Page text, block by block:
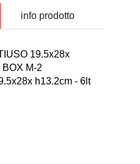
info prodotto
19.5x28x
M-2
h13.2cm - 6lt